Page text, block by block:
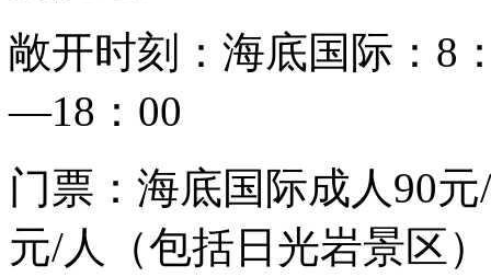
敞开时刻：海底国际：8
—18：00
门票：海底国际成人90
元/人（包括日光岩景区）